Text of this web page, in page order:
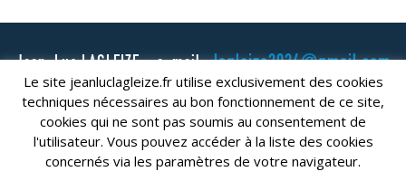
Jean-Luc LAGLEIZE - e-mail :lagleize2024@gmail.com
Mentions Légales- Copyright © 2024. Tous droits réservés.
Le site jeanluclagleize.fr utilise exclusivement des cookies
techniques nécessaires au bon fonctionnement de ce site,
cookies qui ne sont pas soumis au consentement de
l'utilisateur. Vous pouvez accéder à la liste des cookies
concernés via les paramètres de votre navigateur.